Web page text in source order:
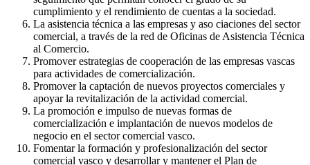
cumplimiento y el rendimiento de cuentas a la sociedad.
La asistencia técnica a las empresas y aso ciaciones del sector
comercial, a través de la red de Oficinas de Asistencia Técnica
al Comercio.
Promover estrategias de cooperación de las empresas vascas
para actividades de comercialización.
Promover la captación de nuevos proyectos comerciales y
apoyar la revitalización de la actividad comercial.
La promoción e impulso de nuevas formas de
comercialización e implantación de nuevos modelos de
negocio en el sector comercial vasco.
Fomentar la formación y profesionalización del sector
comercial vasco y desarrollar y mantener el Plan de